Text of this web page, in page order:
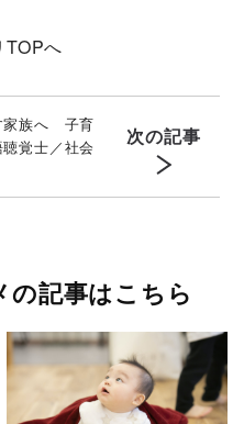
TOPへ
家族へ 子育
覚士／社会
次の記事
記事はこちら